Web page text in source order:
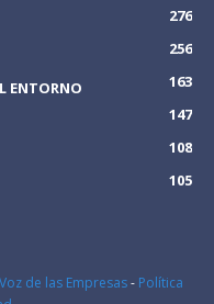
276
256
ENTORNO
163
147
108
105
Voz de las Empresas- Política